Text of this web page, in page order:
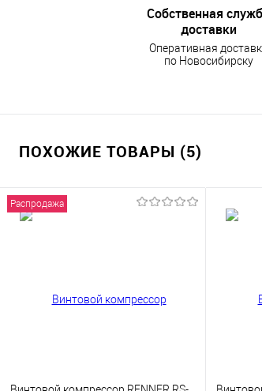
Собственная
доставки
Оперативная
по Новосибирску
ПОХОЖИЕ ТОВАРЫ (5)
Распродажа